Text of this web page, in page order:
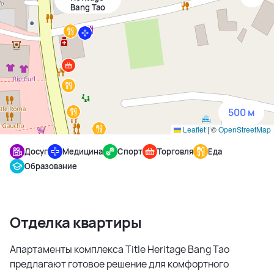
Bang Tao
Leaflet|©OpenStreetMap
500 м
3 км
Досуг Медицина Спорт Торговля
Еда
Образование
Отделка квартиры
Апартаменты комплекса Title Heritage Bang Tao
предлагают готовое решение для комфортного